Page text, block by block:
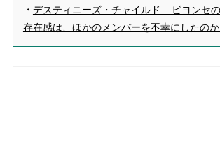
・ デスティニーズ・チャイルド − ビヨンセ
存在感は、ほかのメンバーを不幸にしたのか